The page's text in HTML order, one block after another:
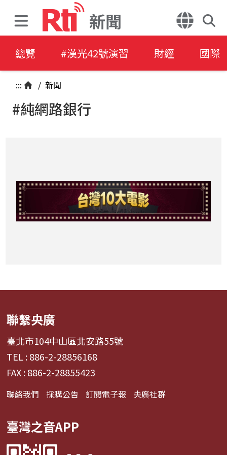
新聞
總覽 #漢光42號演習 財經 國際
::: / 新聞
#純網路銀行
聯繫央廣
臺北市104中山區北安路55號
TEL : 886-2-28856168
FAX : 886-2-28855423
聯絡我們 採購公告 訂閱電子報 央廣社群
臺灣之音APP